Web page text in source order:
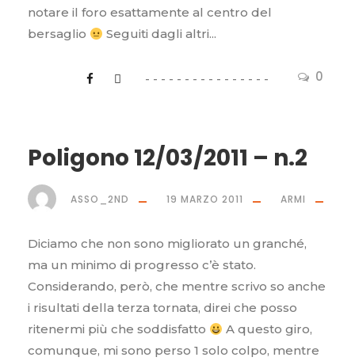
0
notare il foro esattamente al centro del
bersaglio
Seguiti dagli altri...
Poligono 12/03/2011 – n.2
ASSO_2ND 19 MARZO 2011 ARMI
Diciamo che non sono migliorato un granché,
ma un minimo di progresso c’è stato.
Considerando, però, che mentre scrivo so anche
i risultati della terza tornata, direi che posso
ritenermi più che soddisfatto
A questo giro,
comunque, mi sono perso 1 solo colpo, mentre